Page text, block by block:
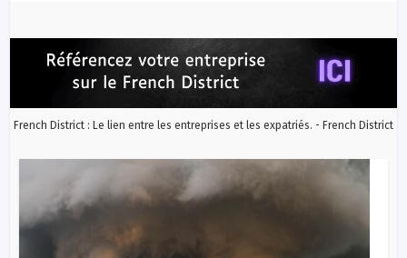
French District : Le lien entre les entreprises et les expatriés. - French District